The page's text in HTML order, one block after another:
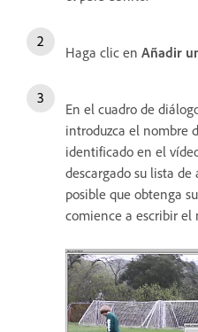
Haga clic en Añadir
En el cuadro de
introduzca el nombre
identificado en el
descargado su lista de
posible que obtenga
comience a escribir el